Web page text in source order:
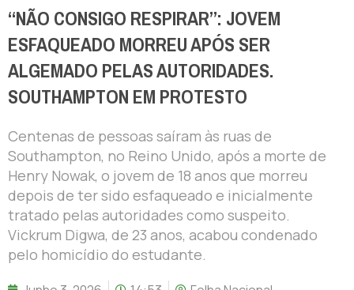
“NÃO CONSIGO RESPIRAR”: JOVEM
ESFAQUEADO MORREU APÓS SER
ALGEMADO PELAS AUTORIDADES.
SOUTHAMPTON EM PROTESTO
Centenas de pessoas saíram às ruas de
Southampton, no Reino Unido, após a morte de
Henry Nowak, o jovem de 18 anos que morreu
depois de ter sido esfaqueado e inicialmente
tratado pelas autoridades como suspeito.
Vickrum Digwa, de 23 anos, acabou condenado
pelo homicídio do estudante.